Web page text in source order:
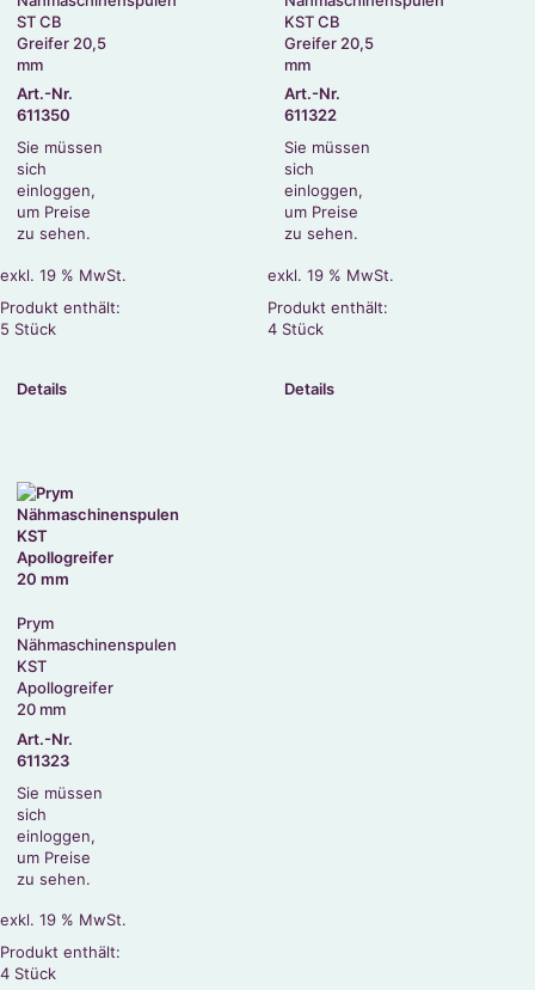
ST CB
Greifer 20,5
mm
Art.-Nr.
611350
Sie müssen
sich
einloggen,
um Preise
zu sehen.
exkl. 19 % MwSt.
Produkt enthält:
5 Stück
Details
KST CB
Greifer 20,5
mm
Art.-Nr.
611322
Sie müssen
sich
einloggen,
um Preise
zu sehen.
exkl. 19 % MwSt.
Produkt enthält:
4 Stück
Details
Prym
Nähmaschinenspulen
KST
Apollogreifer
20 mm
Art.-Nr.
611323
Sie müssen
sich
einloggen,
um Preise
zu sehen.
exkl. 19 % MwSt.
Produkt enthält:
4 Stück